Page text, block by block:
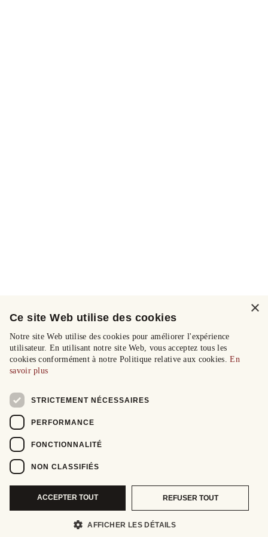
×
Ce site Web utilise des cookies
Notre site Web utilise des cookies pour améliorer l'expérience
utilisateur. En utilisant notre site Web, vous acceptez tous les
cookies conformément à notre Politique relative aux cookies.En
savoir plus
STRICTEMENT NÉCESSAIRES
PERFORMANCE
FONCTIONNALITÉ
NON CLASSIFIÉS
ACCEPTER TOUT REFUSER TOUT
AFFICHER LES DÉTAILS